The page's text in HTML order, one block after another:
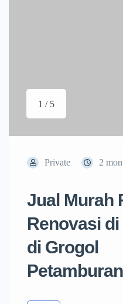
1 / 5
Private 2
Jual Murah
Renovasi
di Grogol